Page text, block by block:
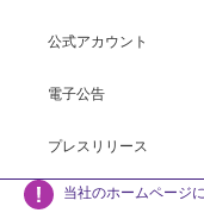
公式アカウント
電子公告
プレスリリース
当社のホームページ